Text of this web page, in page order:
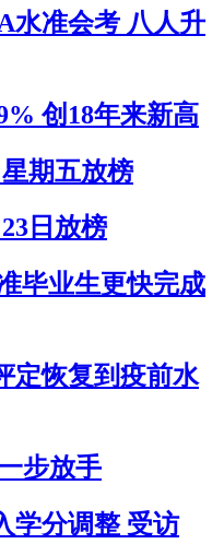
水准会考 八人升
创18年来新高
期五放榜
日放榜
毕业生更快完成
定恢复到疫前水
步放手
学分调整 受访